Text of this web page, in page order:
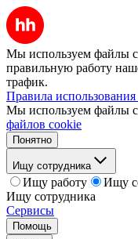
Мы используем файлы
правильную работу
трафик.
Правила
Мы используем файлы
файлов cookie
Понятно
Ищу сотрудника
Ищу работу
Ищу
Ищу сотрудника
Сервисы
Помощь